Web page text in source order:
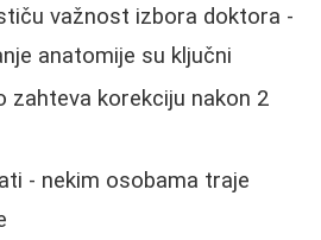
važnost izbora doktora -
anatomije su ključni
zahteva korekciju nakon 2
- nekim osobama traje